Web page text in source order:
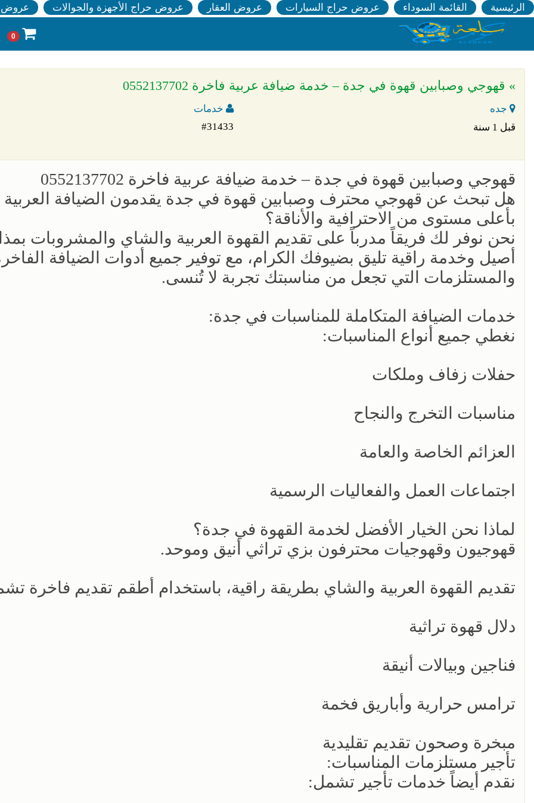
الرئيسية القائمة السوداء عروض حراج السيارات عروض العقار عروض حراج الأجهزة والجوالات عروض
0
» قهوجي وصبابين قهوة في جدة – خدمة ضيافة عربية فاخرة 0552137702
جده
خدمات
قبل 1 سنة
#31433
قهوجي وصبابين قهوة في جدة – خدمة ضيافة عربية فاخرة 0552137702
هل تبحث عن قهوجي محترف وصبابين قهوة في جدة يقدمون الضيافة العربية
بأعلى مستوى من الاحترافية والأناقة؟
نحن نوفر لك فريقاً مدرباً على تقديم القهوة العربية والشاي والمشروبات
أصيل وخدمة راقية تليق بضيوفك الكرام، مع توفير جميع أدوات الضيافة
والمستلزمات التي تجعل من مناسبتك تجربة لا تُنسى.
خدمات الضيافة المتكاملة للمناسبات في جدة:
نغطي جميع أنواع المناسبات:
حفلات زفاف وملكات
مناسبات التخرج والنجاح
العزائم الخاصة والعامة
اجتماعات العمل والفعاليات الرسمية
لماذا نحن الخيار الأفضل لخدمة القهوة في جدة؟
قهوجيون وقهوجيات محترفون بزي تراثي أنيق وموحد.
تقديم القهوة العربية والشاي بطريقة راقية، باستخدام أطقم تقديم فاخرة
دلال قهوة تراثية
فناجين وبيالات أنيقة
ترامس حرارية وأباريق فخمة
مبخرة وصحون تقديم تقليدية
تأجير مستلزمات المناسبات:
نقدم أيضاً خدمات تأجير تشمل: